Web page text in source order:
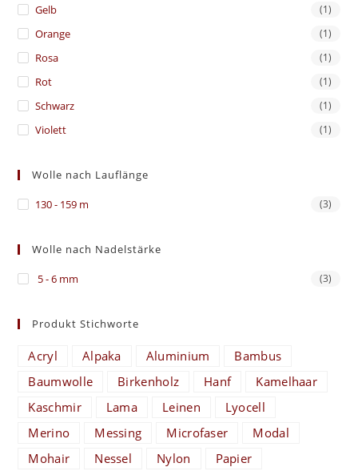
Gelb (1)
Orange (1)
Rosa (1)
Rot (1)
Schwarz (1)
Violett (1)
Wolle nach Lauflänge
130 - 159 m (3)
Wolle nach Nadelstärke
5 - 6 mm (3)
Produkt Stichworte
Acryl Alpaka Aluminium
Bambus
Baumwolle
Birkenholz Hanf
Kamelhaar
Kaschmir
Lama Leinen
Lyocell
Merino
Messing Microfaser
Modal
Mohair
Nessel Nylon
Papier